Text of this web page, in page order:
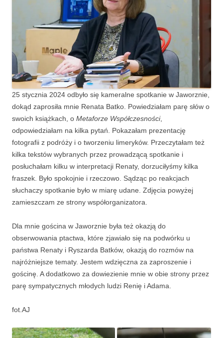
25 stycznia 2024 odbyło się kameralne spotkanie w Jaworznie,
dokąd zaprosiła mnie Renata Batko. Powiedziałam parę słów o
swoich książkach, o Metaforze Współczesności,
odpowiedziałam na kilka pytań. Pokazałam prezentację
fotografii z podróży i o tworzeniu limeryków. Przeczytałam też
kilka tekstów wybranych przez prowadzącą spotkanie i
posłuchałam kilku w interpretacji Renaty, dorzuciłyśmy kilka
fraszek. Było spokojnie i rzeczowo. Sądząc po reakcjach
słuchaczy spotkanie było w miarę udane. Zdjęcia powyżej
zamieszczam ze strony współorganizatora.
Dla mnie gościna w Jaworznie była też okazją do
obserwowania ptactwa, które zjawiało się na podwórku u
państwa Renaty i Ryszarda Batków, okazją do rozmów na
najróżniejsze tematy. Jestem wdzięczna za zaproszenie i
gościnę. A dodatkowo za dowiezienie mnie w obie strony przez
parę sympatycznych młodych ludzi Renię i Adama.
fot.AJ